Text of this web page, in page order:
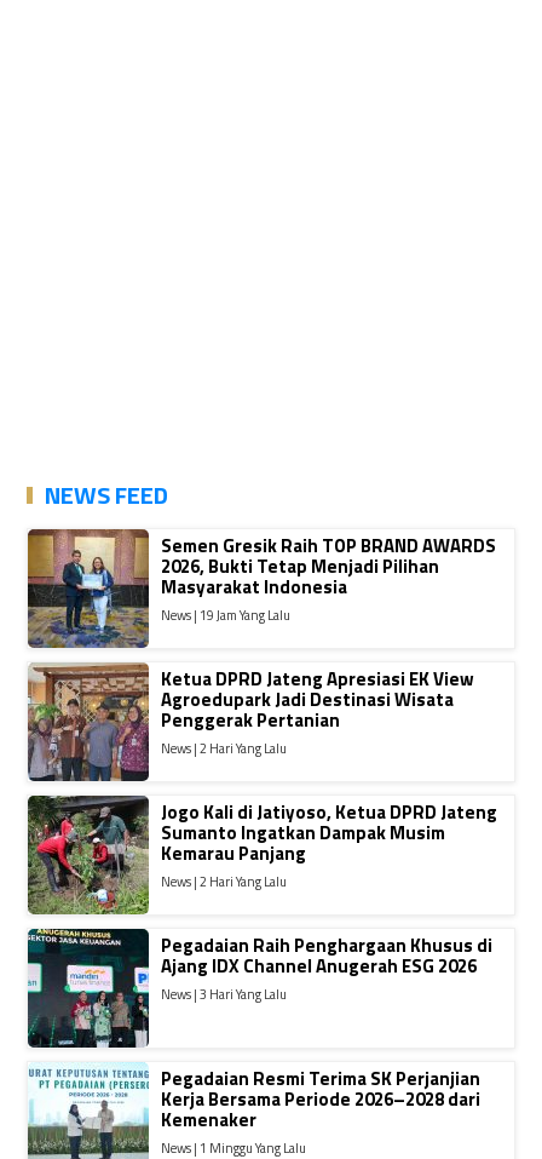
NEWS FEED
Semen Gresik Raih TOP BRAND AWARDS
2026, Bukti Tetap Menjadi Pilihan
Masyarakat Indonesia
News | 19 Jam Yang Lalu
Ketua DPRD Jateng Apresiasi EK View
Agroedupark Jadi Destinasi Wisata
Penggerak Pertanian
News | 2 Hari Yang Lalu
Jogo Kali di Jatiyoso, Ketua DPRD Jateng
Sumanto Ingatkan Dampak Musim
Kemarau Panjang
News | 2 Hari Yang Lalu
Pegadaian Raih Penghargaan Khusus di
Ajang IDX Channel Anugerah ESG 2026
News | 3 Hari Yang Lalu
Pegadaian Resmi Terima SK Perjanjian
Kerja Bersama Periode 2026–2028 dari
Kemenaker
News | 1 Minggu Yang Lalu